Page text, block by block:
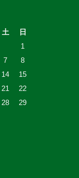
土
日
1
7
8
14
15
21
22
28
29